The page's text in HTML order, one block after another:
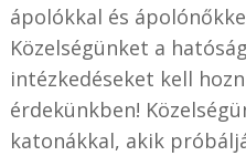
ápolókkal és
Közelségünket a
intézkedéseket kell
érdekünkben!
katonákkal, akik